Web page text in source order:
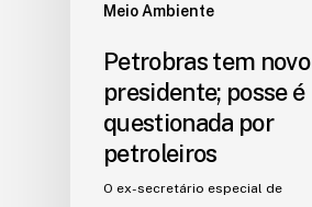
Meio Ambiente
Petrobras tem novo
presidente; posse é
questionada por
petroleiros
O ex-secretário especial de